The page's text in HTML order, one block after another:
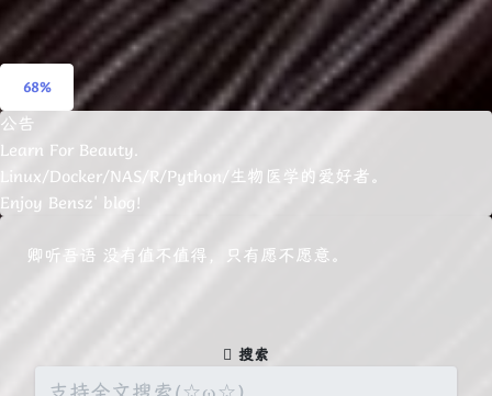
68%
公告
Learn For Beauty.
Linux/Docker/NAS/R/Python/生物医学的爱好者。
Enjoy Bensz' blog!
卿听吾语 没有值不值得，只有愿不愿意。
搜索